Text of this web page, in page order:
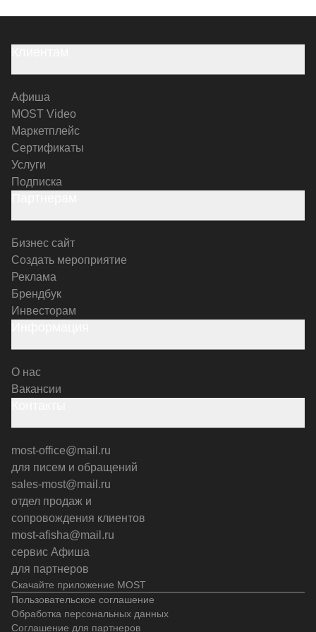
Скачайте приложение MOST
Афиша
MOST Video
Маркетплейс
Сертификаты
Услуги
Подписка
Бизнес сайт
Создать мероприятие
Реклама
Брендбук
Инвесторам
О нас
Вакансии
most-office@mail.ru
для писем и обращений
sales-most@mail.ru
отдел продаж и
сопровождения клиентов
most-afisha@mail.ru
сервис Афиша
для партнеров
Пользовательское соглашение
Обработка персональных данных
Соглашение для партнеров